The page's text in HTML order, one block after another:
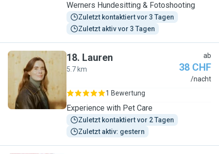
Werners Hundesitting & Fotoshooting
Zuletzt kontaktiert vor 3 Tagen
Zuletzt aktiv vor 3 Tagen
L
18. Lauren
5.7 km
ab
38 CHF
/nacht
1 Bewertung
Experience with Pet Care
Zuletzt kontaktiert vor 2 Tagen
Zuletzt aktiv: gestern